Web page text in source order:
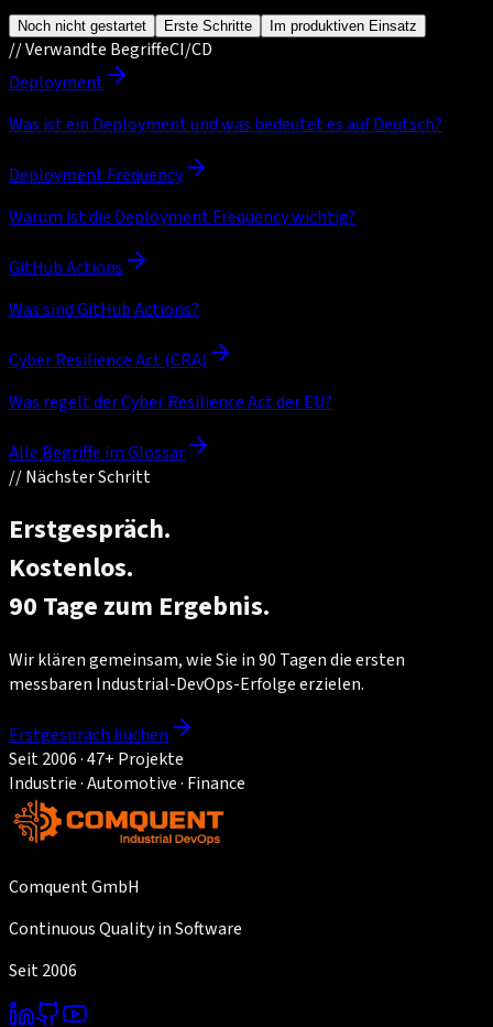
Noch nicht gestartet Erste Schritte Im produktiven Einsatz
//Verwandte BegriffeCI/CD
Deployment
Was ist ein Deployment und was bedeutet es auf Deutsch?
Deployment Frequency
Warum ist die Deployment Frequency wichtig?
GitHub Actions
Was sind GitHub Actions?
Cyber Resilience Act (CRA)
Was regelt der Cyber Resilience Act der EU?
Alle Begriffe im Glossar
//Nächster Schritt
Erstgespräch.
Kostenlos.
90 Tage zum Ergebnis.
Wir klären gemeinsam, wie Sie in 90 Tagen die ersten
messbaren Industrial-DevOps-Erfolge erzielen.
Erstgespräch buchen
Seit 2006 · 47+ Projekte
Industrie · Automotive · Finance
Comquent GmbH
Continuous Quality in Software
Seit 2006